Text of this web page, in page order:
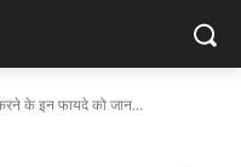
के इन फायदे को जान...